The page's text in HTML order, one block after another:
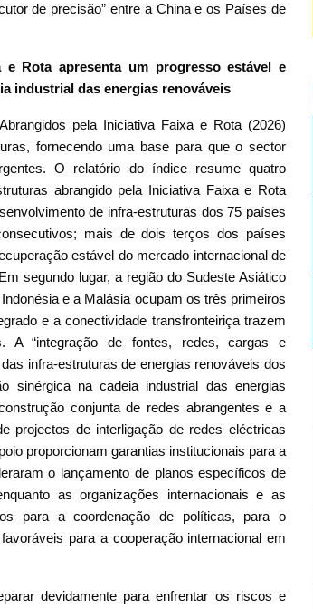
de precisão” entre a China e os Países de
Rota apresenta um progresso estável e
industrial das energias renováveis
pela Iniciativa Faixa e Rota (2026)
fornecendo uma base para que o sector
O relatório do índice resume quatro
abrangido pela Iniciativa Faixa e Rota
de infra-estruturas dos 75 países
mais de dois terços dos países
estável do mercado internacional de
segundo lugar, a região do Sudeste Asiático
e a Malásia ocupam os três primeiros
e a conectividade transfronteiriça trazem
A “integração de fontes, redes, cargas e
infra-estruturas de energias renováveis dos
sinérgica na cadeia industrial das energias
conjunta de redes abrangentes e a
projectos de interligação de redes eléctricas
proporcionam garantias institucionais para a
o lançamento de planos específicos de
as organizações internacionais e as
para a coordenação de políticas, para o
para a cooperação internacional em
devidamente para enfrentar os riscos e